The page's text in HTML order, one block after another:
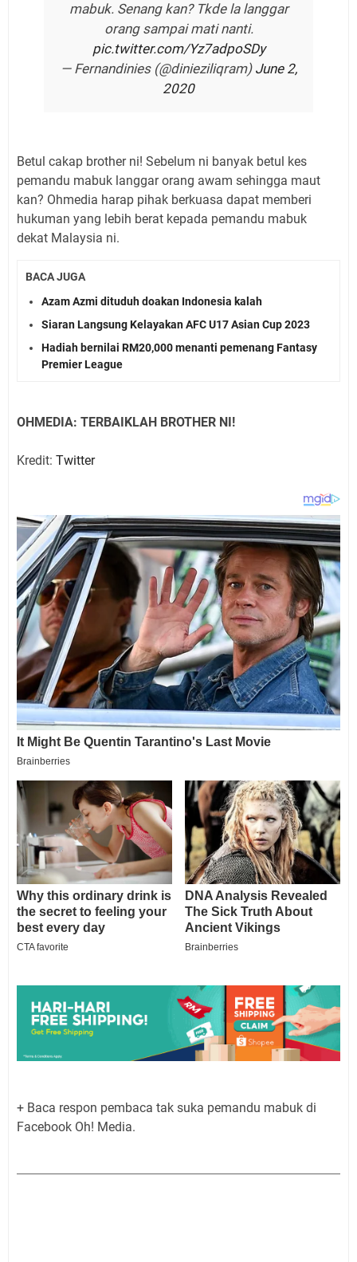
mabuk. Senang kan? Tkde la langgar
orang sampai mati nanti.
pic.twitter.com/Yz7adpoSDy
— Fernandinies (@dinieziliqram) June 2,
2020
Betul cakap brother ni! Sebelum ni banyak betul kes
pemandu mabuk langgar orang awam sehingga maut
kan? Ohmedia harap pihak berkuasa dapat memberi
hukuman yang lebih berat kepada pemandu mabuk
dekat Malaysia ni.
BACA JUGA
Azam Azmi dituduh doakan Indonesia kalah
Siaran Langsung Kelayakan AFC U17 Asian Cup 2023
Hadiah bernilai RM20,000 menanti pemenang Fantasy
Premier League
OHMEDIA: TERBAIKLAH BROTHER NI!
Kredit: Twitter
+ Baca respon pembaca tak suka pemandu mabuk di
Facebook Oh! Media.